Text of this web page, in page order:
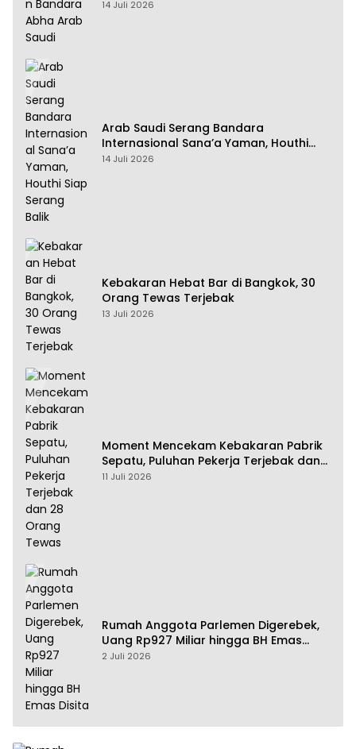
14 Juli 2026
Arab Saudi Serang Bandara
Internasional Sana’a Yaman, Houthi
Siap Serang Balik
14 Juli 2026
Kebakaran Hebat Bar di Bangkok, 30
Orang Tewas Terjebak
13 Juli 2026
Moment Mencekam Kebakaran Pabrik
Sepatu, Puluhan Pekerja Terjebak dan
28 Orang Tewas
11 Juli 2026
Rumah Anggota Parlemen Digerebek,
Uang Rp927 Miliar hingga BH Emas
Disita
2 Juli 2026